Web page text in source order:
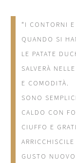
“I CONTORNI
QUANDO SI
LE PATATE
SALVERÀ
E COMODITÀ.
SONO
CALDO CON
CIUFFO E
GUSTO